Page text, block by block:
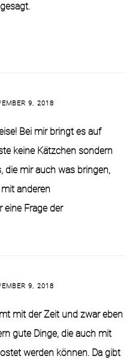
9, 2018
Bei mir bringt es auf
keine Kätzchen sondern
die mir auch was bringen,
anderen
eine Frage der
9, 2018
mit der Zeit und zwar eben
gute Dinge, die auch mit
werden können. Da gibt